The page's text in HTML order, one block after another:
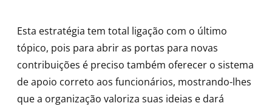
Esta estratégia tem total ligação com o último
tópico, pois para abrir as portas para novas
contribuições é preciso também oferecer o sistema
de apoio correto aos funcionários, mostrando-lhes
que a organização valoriza suas ideias e dará